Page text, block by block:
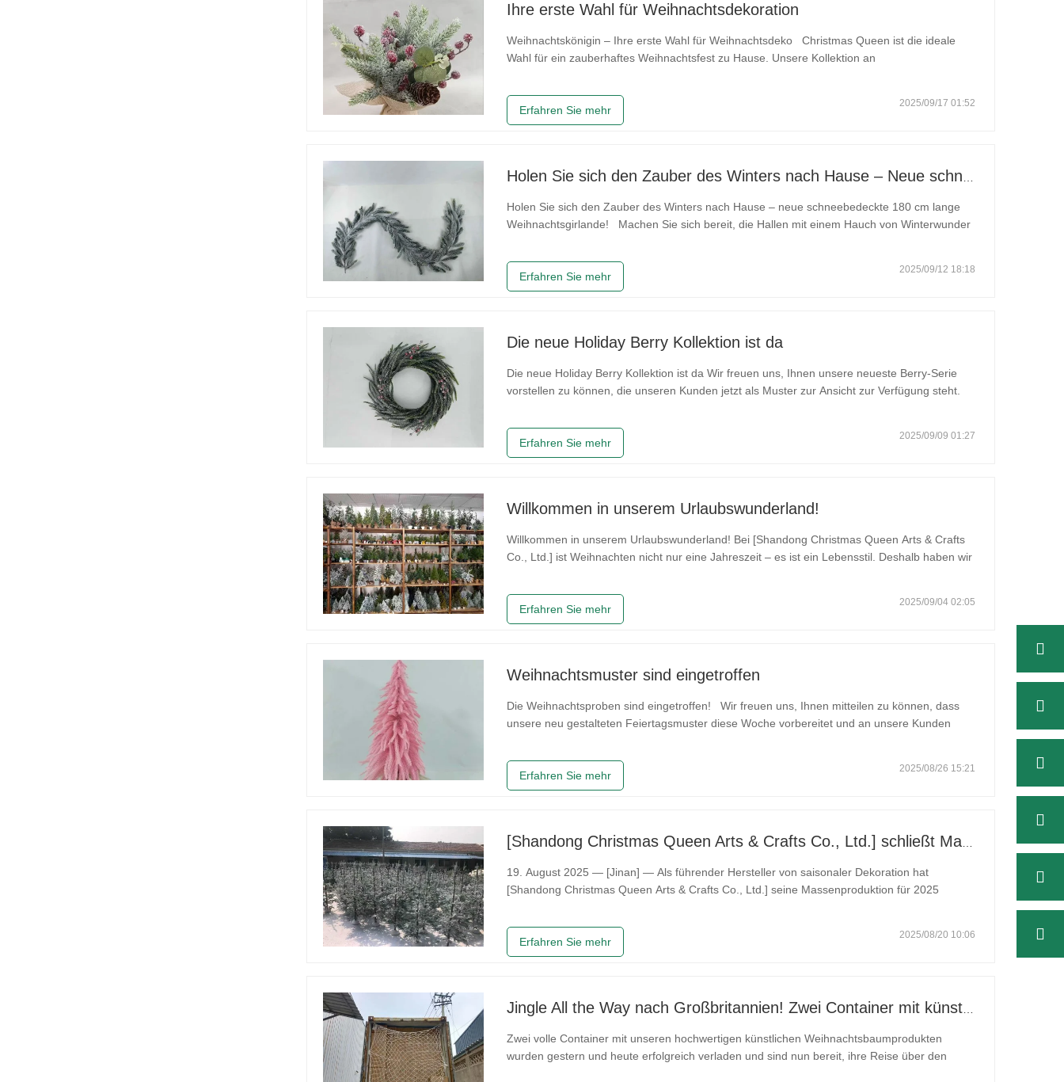
Ihre erste Wahl für Weihnachtsdekoration
Weihnachtskönigin – Ihre erste Wahl für Weihnachtsdeko Christmas Queen ist die ideale
Wahl für ein zauberhaftes Weihnachtsfest zu Hause. Unsere Kollektion an
jede Ecke. Von naturgetreuen Weihnachtsbäumen, die
Erfahren Sie mehr
2025/09/17 01:52
Holen Sie sich den Zauber des Winters nach Hause – neue schneebedeckte 180 cm lange
Weihnachtsgirlande! Machen Sie sich bereit, die Hallen mit einem Hauch von Winterwunder
Winkel Ihres Zuhauses oder Geschäfts zu
Erfahren Sie mehr
2025/09/12 18:18
Die neue Holiday Berry Kollektion ist da
Die neue Holiday Berry Kollektion ist da Wir freuen uns, Ihnen unsere neueste Berry-Serie
vorstellen zu können, die unseren Kunden jetzt als Muster zur Ansicht zur Verfügung steht.
geschmückt mit leuchtend roten
Erfahren Sie mehr
2025/09/09 01:27
Willkommen in unserem Urlaubswunderland!
Willkommen in unserem Urlaubswunderland! Bei [Shandong Christmas Queen Arts & Crafts
Co., Ltd.] ist Weihnachten nicht nur eine Jahreszeit – es ist ein Lebensstil. Deshalb haben wir
Dezembers einzutauchen
Erfahren Sie mehr
2025/09/04 02:05
Weihnachtsmuster sind eingetroffen
Die Weihnachtsproben sind eingetroffen! Wir freuen uns, Ihnen mitteilen zu können, dass
unsere neu gestalteten Feiertagsmuster diese Woche vorbereitet und an unsere Kunden
verleihen der traditionellen
Erfahren Sie mehr
2025/08/26 15:21
[Shandong Christmas Queen Arts & Crafts Co., Ltd.] schließt Massenproduktion von Weihnachtsbäumen im Jahr 2025 erfolgreich ab
19. August 2025 — [Jinan] — Als führender Hersteller von saisonaler Dekoration hat
[Shandong Christmas Queen Arts & Crafts Co., Ltd.] seine Massenproduktion für 2025
darunter realistische PE/PVC-
Erfahren Sie mehr
2025/08/20 10:06
Jingle All the Way nach Großbritannien! Zwei Container mit künstlicher Weihnachtsdekoration wurden gerade verschickt!
Zwei volle Container mit unseren hochwertigen künstlichen Weihnachtsbaumprodukten
wurden gestern und heute erfolgreich verladen und sind nun bereit, ihre Reise über den